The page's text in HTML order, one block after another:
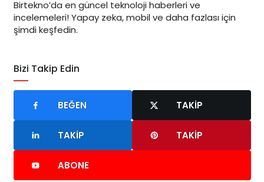
Birtekno’da en güncel teknoloji haberleri ve
incelemeleri! Yapay zeka, mobil ve daha fazlası için
şimdi keşfedin.
Bizi Takip Edin
BEĞEN TAKIP
TAKIP TAKIP
ABONE